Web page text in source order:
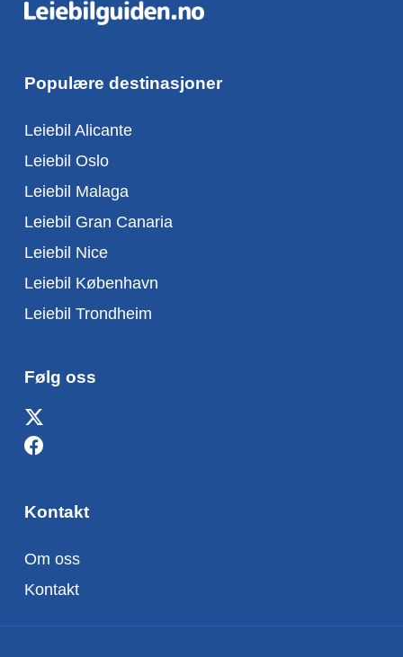
Populære destinasjoner
Leiebil Alicante
Leiebil Oslo
Leiebil Malaga
Leiebil Gran Canaria
Leiebil Nice
Leiebil København
Leiebil Trondheim
Følg oss
Kontakt
Om oss
Kontakt